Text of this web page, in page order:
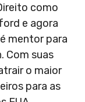
como
e agora
mentor para
Com suas
o maior
para as